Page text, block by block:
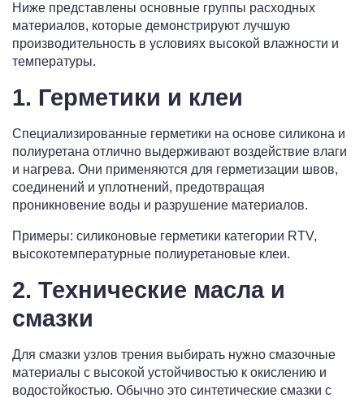
Ниже представлены основные группы расходных
материалов, которые демонстрируют лучшую
производительность в условиях высокой влажности и
температуры.
1. Герметики и клеи
Специализированные герметики на основе силикона и
полиуретана отлично выдерживают воздействие влаги
и нагрева. Они применяются для герметизации швов,
соединений и уплотнений, предотвращая
проникновение воды и разрушение материалов.
Примеры: силиконовые герметики категории RTV,
высокотемпературные полиуретановые клеи.
2. Технические масла и
смазки
Для смазки узлов трения выбирать нужно смазочные
материалы с высокой устойчивостью к окислению и
водостойкостью. Обычно это синтетические смазки с